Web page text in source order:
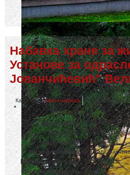
Набавка хране за
Установе за
Јованчићевић"
Категорија:Јавна набавка Објављено
Наручилац УСТАНОВА
Локација
наручиоца
РС222 -
Назив набавке Набавка
Референтни број 793/6-2025
Врста предмета Добра